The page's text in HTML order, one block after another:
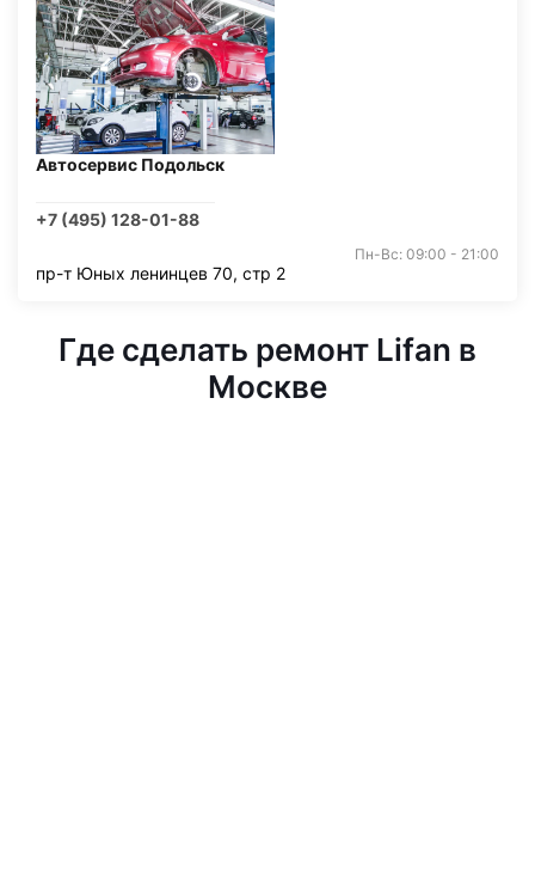
Автосервис Подольск
+7 (495) 128-01-88
Пн-Вс: 09:00 - 21:00
пр-т Юных ленинцев 70, стр 2
Где сделать ремонт Lifan в
Москве